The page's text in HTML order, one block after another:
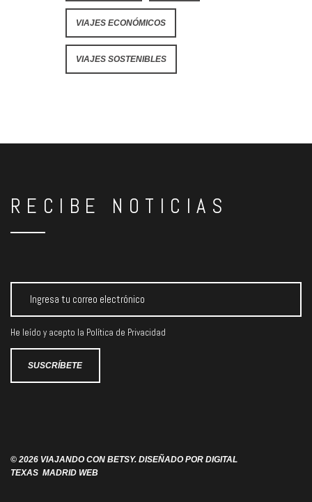
VIAJES ECONÓMICOS
VIAJES SOSTENIBLES
RECIBE NOTICIAS
He leído y acepto la Política de Privacidad
© 2026 VIAJANDO CON BETSY. DISEÑADO POR DIGITAL
TEXAS MADRID WEB